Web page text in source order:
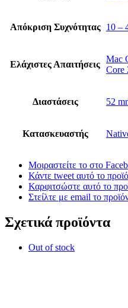
Απόκριση Συχνότητας 10 –
Ελάχιστες Απαιτήσεις
Mac
Core
Διαστάσεις 52
Κατασκευαστής
Μοιραστείτε το στο
Κάντε tweet αυτό το
Καρφιτσώστε αυτό το
Στείλτε με email το
Σχετικά προϊόντα
Out of stock